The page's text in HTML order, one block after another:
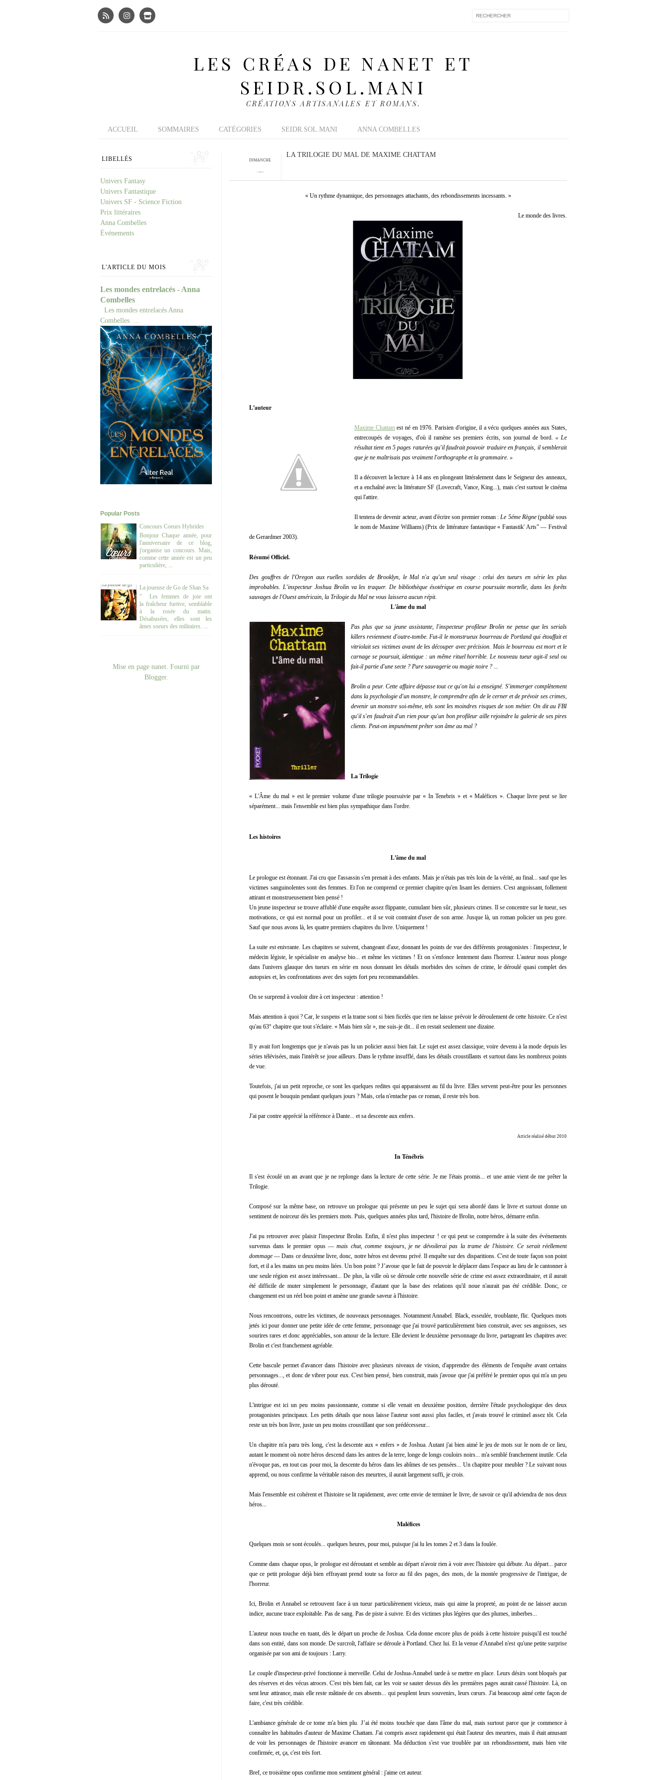
LES CRÉAS DE NANET ET
SEIDR.SOL.MANI
CRÉATIONS ARTISANALES ET ROMANS.
ACCUEIL SOMMAIRES CATÉGORIES SEIDR.SOL.MANI ANNA COMBELLES
DIMANCHE
LA TRILOGIE DU MAL DE MAXIME CHATTAM
« Un rythme dynamique, des personnages attachants, des rebondissements incessants. »
Le monde des livres.
L'auteur
Maxime Chattamest né en 1976. Parisien d'origine, il a vécu quelques années aux States,
entrecoupés de voyages, d'où il ramène ses premiers écrits, son journal de bord. « Le
résultat tient en 5 pages raturées qu'il faudrait pouvoir traduire en français, il semblerait
que je ne maîtrisais pas vraiment l'orthographe et la grammaire. »
Il a découvert la lecture à 14 ans en plongeant littéralement dans le Seigneur des anneaux,
et a enchaîné avec la littérature SF (Lovecraft, Vance, King...), mais c'est surtout le cinéma
qui l'attire.
Il tentera de devenir acteur, avant d'écrire son premier roman :Le 5éme Règne(publié sous
le nom de Maxime Williams) (Prix de littérature fantastique « Fantastik' Arts” — Festival
de Gerardmer 2003).
Résumé Officiel.
Des gouffres de l'Oregon aux ruelles sordides de Brooklyn, le Mal n'a qu'un seul visage : celui des tueurs en série les plus
improbables. L'inspecteur Joshua Brolin va les traquer. De bibliothèque ésotérique en course poursuite mortelle, dans les forêts
sauvages de l'Ouest américain, la Trilogie du Mal ne vous laissera aucun répit.
L'âme du mal
Pas plus que sa jeune assistante, l'inspecteur profileur Brolin ne pense que les serials
killers reviennent d'outre-tombe. Fut-il le monstrueux bourreau de Portland qui étouffait et
vitriolait ses victimes avant de les découper avec précision. Mais le bourreau est mort et le
carnage se poursuit, identique : un même rituel horrible. Le nouveau tueur agit-il seul ou
fait-il partie d'une secte ? Pure sauvagerie ou magie noire ? ...
Brolin a peur. Cette affaire dépasse tout ce qu'on lui a enseigné. S'immerger complètement
dans la psychologie d'un monstre, le comprendre afin de le cerner et de prévoir ses crimes,
devenir un monstre soi-même, tels sont les moindres risques de son métier. On dit au FBI
qu'il s'en faudrait d'un rien pour qu'un bon profileur aille rejoindre la galerie de ses pires
clients. Peut-on impunément prêter son âme au mal ?
La Trilogie
« L'Âme du mal » est le premier volume d'une trilogie poursuivie par « In Tenebris » et « Maléfices ». Chaque livre peut se lire
séparément... mais l'ensemble est bien plus sympathique dans l'ordre.
Les histoires
L'âme du mal
Le prologue est étonnant. J'ai cru que l'assassin s'en prenait à des enfants. Mais je n'étais pas très loin de la vérité, au final... sauf que les
victimes sanguinolentes sont des femmes. Et l'on ne comprend ce premier chapitre qu'en lisant les derniers. C'est angoissant, follement
attirant et monstrueusement bien pensé !
Un jeune inspecteur se trouve affublé d'une enquête assez flippante, cumulant bien sûr, plusieurs crimes. Il se concentre sur le tueur, ses
motivations, ce qui est normal pour un profiler... et il se voit contraint d'user de son arme. Jusque là, un roman policier un peu gore.
Sauf que nous avons là, les quatre premiers chapitres du livre. Uniquement !
La suite est enivrante. Les chapitres se suivent, changeant d'axe, donnant les points de vue des différents protagonistes : l'inspecteur, le
médecin légiste, le spécialiste en analyse bio... et même les victimes ! Et on s'enfonce lentement dans l'horreur. L'auteur nous plonge
dans l'univers glauque des tueurs en série en nous donnant les détails morbides des scènes de crime, le déroulé quasi complet des
autopsies et, les confrontations avec des sujets fort peu recommandables.
On se surprend à vouloir dire à cet inspecteur : attention !
Mais attention à quoi ? Car, le suspens et la trame sont si bien ficelés que rien ne laisse prévoir le déroulement de cette histoire. Ce n'est
qu'au 63° chapitre que tout s'éclaire. « Mais bien sûr », me suis-je dit... il en restait seulement une dizaine.
Il y avait fort longtemps que je n'avais pas lu un policier aussi bien fait. Le sujet est assez classique, voire devenu à la mode depuis les
séries télévisées, mais l'intérêt se joue ailleurs. Dans le rythme insufflé, dans les détails croustillants et surtout dans les nombreux points
de vue.
Toutefois, j'ai un petit reproche, ce sont les quelques redites qui apparaissent au fil du livre. Elles servent peut-être pour les personnes
qui posent le bouquin pendant quelques jours ? Mais, cela n'entache pas ce roman, il reste très bon.
J'ai par contre apprécié la référence à Dante... et sa descente aux enfers.
Article réalisé début 2010
In Ténébris
Il s'est écoulé un an avant que je ne replonge dans la lecture de cette série. Je me l'étais promis... et une amie vient de me prêter la
Trilogie.
Composé sur la même base, on retrouve un prologue qui présente un peu le sujet qui sera abordé dans le livre et surtout donne un
sentiment de noirceur dès les premiers mots. Puis, quelques années plus tard, l'histoire de Brolin, notre héros, démarre enfin.
J'ai pu retrouver avec plaisir l'inspecteur Brolin. Enfin, il n'est plus inspecteur ! ce qui peut se comprendre à la suite des événements
survenus dans le premier opus —mais chut, comme toujours, je ne dévoilerai pas la trame de l'histoire. Ce serait réellement
dommage — Dans ce deuxième livre, donc, notre héros est devenu privé. Il enquête sur des disparitions. C'est de toute façon son point
fort, et il a les mains un peu moins liées. Un bon point ? J’avoue que le fait de pouvoir le déplacer dans l'espace au lieu de le cantonner à
une seule région est assez intéressant... De plus, la ville où se déroule cette nouvelle série de crime est assez extraordinaire, et il aurait
été difficile de muter simplement le personnage, d'autant que la base des relations qu'il noue n'aurait pas été crédible. Donc, ce
changement est un réel bon point et amène une grande saveur à l'histoire.
Nous rencontrons, outre les victimes, de nouveaux personnages. Notamment Annabel. Black, esseulée, troublante, flic. Quelques mots
jetés ici pour donner une petite idée de cette femme, personnage que j'ai trouvé particulièrement bien construit, avec ses angoisses, ses
sourires rares et donc appréciables, son amour de la lecture. Elle devient le deuxième personnage du livre, partageant les chapitres avec
Brolin et c'est franchement agréable.
Cette bascule permet d'avancer dans l'histoire avec plusieurs niveaux de vision, d'apprendre des éléments de l'enquête avant certains
personnages..., et donc de vibrer pour eux. C'est bien pensé, bien construit, mais j'avoue que j'ai préféré le premier opus qui m'a un peu
plus dérouté.
L'intrigue est ici un peu moins passionnante, comme si elle venait en deuxième position, derrière l'étude psychologique des deux
protagonistes principaux. Les petits détails que nous laisse l'auteur sont aussi plus faciles, et j'avais trouvé le criminel assez tôt. Cela
reste un très bon livre, juste un peu moins croustillant que son prédécesseur...
Un chapitre m'a paru très long, c'est la descente aux « enfers » de Joshua. Autant j'ai bien aimé le jeu de mots sur le nom de ce lieu,
autant le moment où notre héros descend dans les antres de la terre, longe de longs couloirs noirs... m'a semblé franchement inutile. Cela
n'évoque pas, en tout cas pour moi, la descente du héros dans les abîmes de ses pensées... Un chapitre pour meubler ? Le suivant nous
apprend, ou nous confirme la véritable raison des meurtres, il aurait largement suffi, je crois.
Mais l'ensemble est cohérent et l'histoire se lit rapidement, avec cette envie de terminer le livre, de savoir ce qu'il adviendra de nos deux
héros...
Maléfices
Quelques mois se sont écoulés... quelques heures, pour moi, puisque j'ai lu les tomes 2 et 3 dans la foulée.
Comme dans chaque opus, le prologue est déroutant et semble au départ n'avoir rien à voir avec l'histoire qui débute. Au départ... parce
que ce petit prologue déjà bien effrayant prend toute sa force au fil des pages, des mots, de la montée progressive de l'intrigue, de
l'horreur.
Ici, Brolin et Annabel se retrouvent face à un tueur particulièrement vicieux, mais qui aime la propreté, au point de ne laisser aucun
indice, aucune trace exploitable. Pas de sang. Pas de piste à suivre. Et des victimes plus légères que des plumes, imberbes...
L'auteur nous touche en tuant, dès le départ un proche de Joshua. Cela donne encore plus de poids à cette histoire puisqu'il est touché
dans son entité, dans son monde. De surcroît, l'affaire se déroule à Portland. Chez lui. Et la venue d'Annabel n'est qu'une petite surprise
organisée par son ami de toujours : Larry.
Le couple d'inspecteur-privé fonctionne à merveille. Celui de Joshua-Annabel tarde à se mettre en place. Leurs désirs sont bloqués par
des réserves et des vécus atroces. C'est très bien fait, car les voir se sauter dessus dès les premières pages aurait cassé l'histoire. Là, on
sent leur attirance, mais elle reste mâtinée de ces absents... qui peuplent leurs souvenirs, leurs cœurs. J'ai beaucoup aimé cette façon de
faire, c'est très crédible.
L'ambiance générale de ce tome m'a bien plu. J’ai été moins touchée que dans l'âme du mal, mais surtout parce que je commence à
connaître les habitudes d'auteur de Maxime Chattam. J'ai compris assez rapidement qui était l'auteur des meurtres, mais il était amusant
de voir les personnages de l'histoire avancer en tâtonnant. Ma déduction s'est vue troublée par un rebondissement, mais bien vite
confirmée, et, ça, c'est très fort.
Bref, ce troisième opus confirme mon sentiment général : j'aime cet auteur.
LIBELLÉS
Univers Fantasy
Univers Fantastique
Univers SF - Science Fiction
Prix littéraires
Anna Combelles
Événements
L'ARTICLE DU MOIS
Les mondes entrelacés - Anna
Combelles
Les mondes entrelacés Anna
Combelles ...
Popular Posts
Concours Coeurs Hybrides
Bonjour Chaque année, pour
l'anniversaire de ce blog,
j'organise un concours. Mais,
comme cette année est un peu
particulière, ...
La joueuse de Go de Shan Sa
" Les femmes de joie ont
la fraîcheur furtive, semblable
à la rosée du matin.
Désabusées, elles sont les
âmes soeurs des militaires. ...
Mise en page nanet. Fourni par
Blogger.